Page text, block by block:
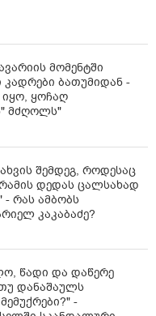
მომენტში
ბათუმიდან -
იყო, ყოჩაღ
მძღოლს"
შემდეგ, როდესაც
დედას ცალსახად
- რას ამბობს
კაკაბაძე?
წადი და დაწერე
დანაშაულს
-